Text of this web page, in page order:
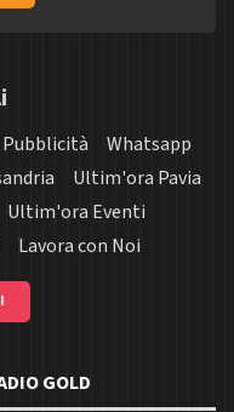
Pubblicità
Whatsapp
Ultim'ora Pavia
Ultim'ora Eventi
Lavora con Noi
GOLD